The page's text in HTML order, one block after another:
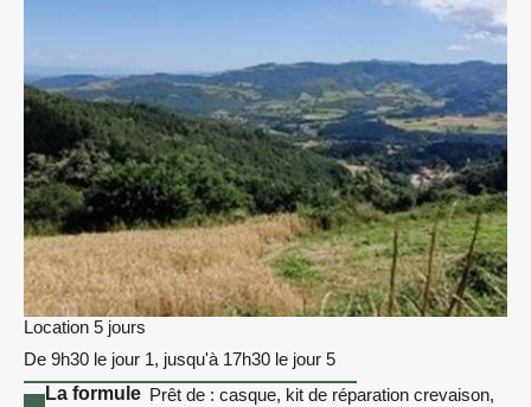
Location 5 jours
De 9h30 le jour 1, jusqu'à 17h30 le jour 5
La formule Prêt de : casque, kit de réparation crevaison,